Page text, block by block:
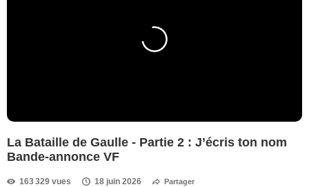
La Bataille de Gaulle - Partie 2 : J’écris ton nom
Bande-annonce VF
163 329 vues 18 juin 2026 Partager